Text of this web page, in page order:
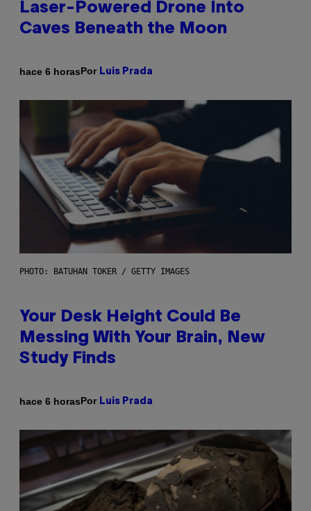
Laser-Powered Drone Into
Caves Beneath the Moon
hace 6 horasPor Luis Prada
PHOTO: BATUHAN TOKER / GETTY IMAGES
Your Desk Height Could Be
Messing With Your Brain, New
Study Finds
hace 6 horasPor Luis Prada